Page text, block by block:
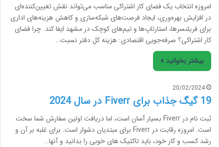
امروزه انتخاب یک فضای کار اشتراکی مناسب می‌تواند نقش تعیین‌کننده‌ای
در افزایش بهره‌وری، ایجاد فرصت‌های شبکه‌سازی و کاهش هزینه‌های اداری
برای فریلنسرها، استارتاپ‌ها و تیم‌های کوچک در مشهد ایفا کند. چرا فضای
کار اشتراکی؟ صرفه‌جویی اقتصادی: هزینه کل دفتر نسبت…
بیشتر بخوانید »
20/02/2024
19 گیگ جذاب برای Fiverr در سال 2024
ثبت نام در Fiverr بسیار آسان است، اما دریافت اولین سفارش شما سخت
است. امروزه رقابت در Fiverr برای مبتدیان دشوار است. برای غلبه بر آن و
رشد کسب و کار خود، باید تاکتیک های خوبی را بدانید و آنها…